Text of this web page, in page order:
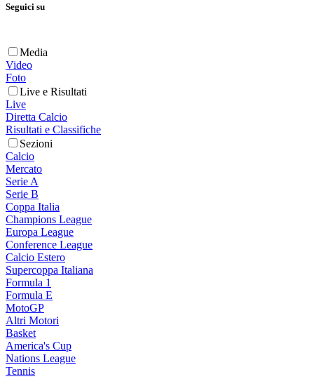
Seguici su
Media
Video
Foto
Live e Risultati
Live
Diretta Calcio
Risultati e Classifiche
Sezioni
Calcio
Mercato
Serie A
Serie B
Coppa Italia
Champions League
Europa League
Conference League
Calcio Estero
Supercoppa Italiana
Formula 1
Formula E
MotoGP
Altri Motori
Basket
America's Cup
Nations League
Tennis